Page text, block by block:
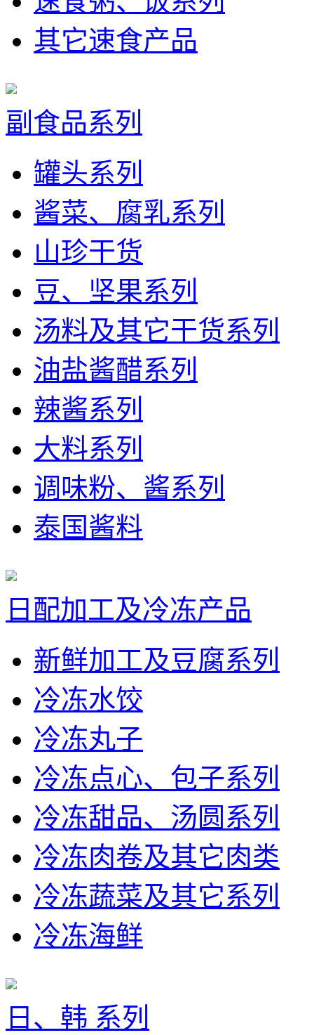
其它速食产品
副食品系列
罐头系列
酱菜、腐乳系列
山珍干货
豆、坚果系列
汤料及其它干货系列
油盐酱醋系列
辣酱系列
大料系列
调味粉、酱系列
泰国酱料
日配加工及冷冻产品
新鲜加工及豆腐系列
冷冻水饺
冷冻丸子
冷冻点心、包子系列
冷冻甜品、汤圆系列
冷冻肉卷及其它肉类
冷冻蔬菜及其它系列
冷冻海鲜
日、韩 系列